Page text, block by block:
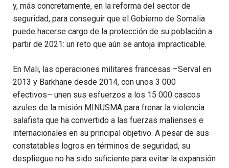
y, más concretamente, en la reforma del sector de
seguridad, para conseguir que el Gobierno de Somalia
puede hacerse cargo de la protección de su población a
partir de 2021: un reto que aún se antoja impracticable.
En Mali, las operaciones militares francesas –Serval en
2013 y Barkhane desde 2014, con unos 3 000
efectivos– unen sus esfuerzos a los 15 000 cascos
azules de la misión MINUSMA para frenar la violencia
salafista que ha convertido a las fuerzas malienses e
internacionales en su principal objetivo. A pesar de sus
constatables logros en términos de seguridad, su
despliegue no ha sido suficiente para evitar la expansión